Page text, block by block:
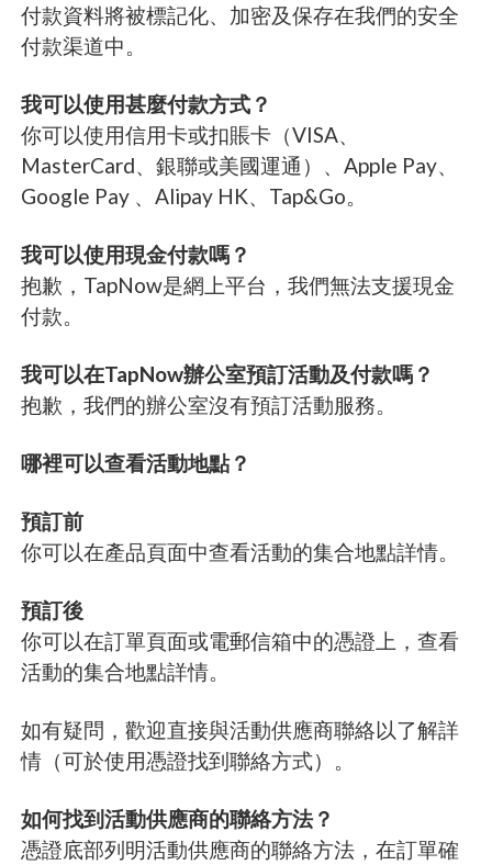
付款資料將被標記化、加密及保存在我們的安全
付款渠道中。
我可以使用甚麼付款方式？
你可以使用信用卡或扣賬卡（VISA、
MasterCard、銀聯或美國運通）、Apple Pay、
Google Pay 、Alipay HK、Tap&Go。
我可以使用現金付款嗎？
抱歉，TapNow是網上平台，我們無法支援現金
付款。
我可以在TapNow辦公室預訂活動及付款嗎？
抱歉，我們的辦公室沒有預訂活動服務。
哪裡可以查看活動地點？
預訂前
你可以在產品頁面中查看活動的集合地點詳情。
預訂後
你可以在訂單頁面或電郵信箱中的憑證上，查看
活動的集合地點詳情。
如有疑問，歡迎直接與活動供應商聯絡以了解詳
情（可於使用憑證找到聯絡方式）。
如何找到活動供應商的聯絡方法？
憑證底部列明活動供應商的聯絡方法，在訂單確